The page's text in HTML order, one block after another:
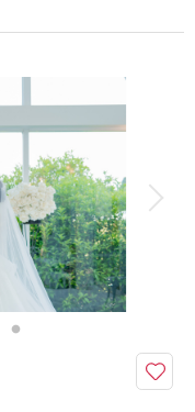
台紙付写真
挙式
ペットと撮影
し 小物ランクアップ料金
富山のウェディングフォト